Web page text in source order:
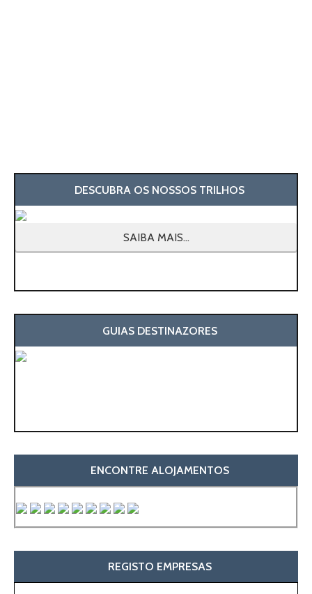
DESCUBRA OS NOSSOS TRILHOS
SAIBA MAIS...
GUIAS DESTINAZORES
ENCONTRE ALOJAMENTOS
REGISTO EMPRESAS